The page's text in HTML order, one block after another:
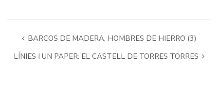
BARCOS DE MADERA, HOMBRES DE HIERRO (3)
LÍNIES I UN PAPER: EL CASTELL DE TORRES TORRES